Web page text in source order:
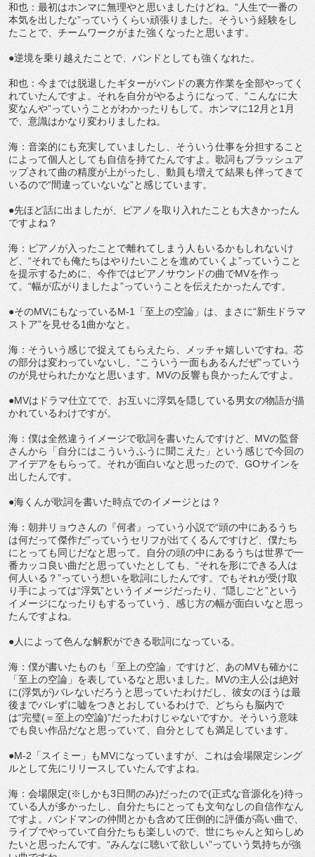
和也：最初はホンマに無理やと思いましたけどね。“人生で一番の
本気を出したな”っていうくらい頑張りました。そういう経験をし
たことで、チームワークがまた強くなったと思います。
●逆境を乗り越えたことで、バンドとしても強くなれた。
和也：今までは脱退したギターがバンドの裏方作業を全部やってく
れていたんですよ。それを自分がやるようになって、“こんなに大
変なんや”っていうことがわかったりもして。ホンマに12月と1月
で、意識はかなり変わりましたね。
海：音楽的にも充実していましたし、そういう仕事を分担すること
によって個人としても自信を持てたんですよ。歌詞もブラッシュア
ップされて曲の精度が上がったし、動員も増えて結果も伴ってきて
いるので“間違っていないな”と感じています。
●先ほど話に出ましたが、ピアノを取り入れたことも大きかったん
ですよね？
海：ピアノが入ったことで離れてしまう人もいるかもしれないけ
ど、“それでも俺たちはやりたいことを進めていくよ”っていうこと
を提示するために、今作ではピアノサウンドの曲でMVを作っ
て。“幅が広がりましたよ”っていうことを伝えたかったんです。
●そのMVにもなっているM-1「至上の空論」は、まさに“新生ドラマ
ストア”を見せる1曲かなと。
海：そういう感じで捉えてもらえたら、メッチャ嬉しいですね。芯
の部分は変わっていないし、“こういう一面もあるんだぜ”っていう
のが見せられたかなと思います。MVの反響も良かったんですよ。
●MVはドラマ仕立てで、お互いに浮気を隠している男女の物語が描
かれているわけですが。
海：僕は全然違うイメージで歌詞を書いたんですけど、MVの監督
さんから「自分にはこういうふうに聞こえた」という感じで今回の
アイデアをもらって。それが面白いなと思ったので、GOサインを
出したんです。
●海くんが歌詞を書いた時点でのイメージとは？
海：朝井リョウさんの『何者』っていう小説で“頭の中にあるうち
は何だって傑作だ”っていうセリフが出てくるんですけど、僕たち
にとっても同じだなと思って。自分の頭の中にあるうちは世界で一
番カッコ良い曲だと思っていたとしても、“それを形にできる人は
何人いる？”っていう想いを歌詞にしたんです。でもそれが受け取
り手によっては“浮気”というイメージだったり、“隠しごと”という
イメージになったりもするっていう、感じ方の幅が面白いなと思っ
たんですよね。
●人によって色んな解釈ができる歌詞になっている。
海：僕が書いたものも「至上の空論」ですけど、あのMVも確かに
「至上の空論」を表しているなと思いました。MVの主人公は絶対
に(浮気が)バレないだろうと思っていたわけだし、彼女のほうは最
後までバレずに嘘をつきとおしているわけで、どちらも脳内で
は“完璧(＝至上の空論)”だったわけじゃないですか。そういう意味
でも良い作品だなと思っていて、自分としても満足しています。
●M-2「スイミー」もMVになっていますが、これは会場限定シング
ルとして先にリリースしていたんですよね。
海：会場限定(※しかも3日間のみ)だったので(正式な音源化を)待っ
ている人が多かったし、自分たちにとっても文句なしの自信作なん
ですよ。バンドマンの仲間とかも含めて圧倒的に評価が高い曲で、
ライブでやっていて自分たちも楽しいので、世にちゃんと知らしめ
たいと思ったんです。“みんなに聴いて欲しい”っていう気持ちが強